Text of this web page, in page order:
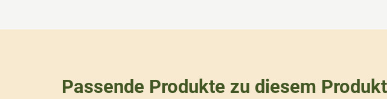
Passende Produkte zu diesem Produkt